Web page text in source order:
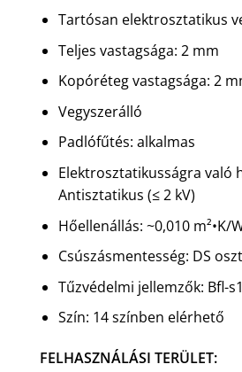
Tartósan elektrosztatikus
Teljes vastagsága: 2 mm
Kopóréteg vastagsága: 2
Vegyszerálló
Padlófűtés: alkalmas
Elektrosztatikusságra való
Antisztatikus (≤ 2 kV)
Hőellenállás: ~0,010 m²•K/
Csúszásmentesség: DS
Tűzvédelmi jellemzők: Bfl-s1
Szín: 14 színben elérhető
FELHASZNÁLÁSI TERÜLET: